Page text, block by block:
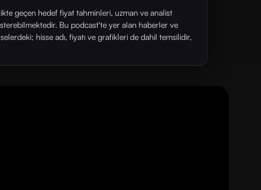
geçen hedef fiyat tahminleri, uzman ve analist
Bu podcast'te yer alan haberler ve
hisse adı, fiyatı ve grafikleri de dahil temsilidir,